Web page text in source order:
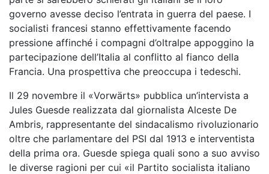
governo avesse deciso l’entrata in guerra del paese. I
socialisti francesi stanno effettivamente facendo
pressione affinché i compagni d’oltralpe appoggino la
partecipazione dell’Italia al conflitto al fianco della
Francia. Una prospettiva che preoccupa i tedeschi.
Il 29 novembre il «Vorwärts» pubblica un’intervista a
Jules Guesde realizzata dal giornalista Alceste De
Ambris, rappresentante del sindacalismo rivoluzionario
oltre che parlamentare del PSI dal 1913 e interventista
della prima ora. Guesde spiega quali sono a suo avviso
le diverse ragioni per cui «il Partito socialista italiano